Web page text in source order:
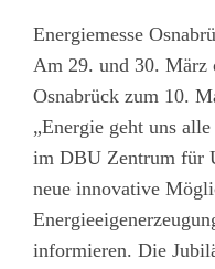
Energiemesse
Am 29. und 30. März
Osnabrück zum 10.
„Energie geht uns
im DBU Zentrum für
neue innovative
informieren. Die